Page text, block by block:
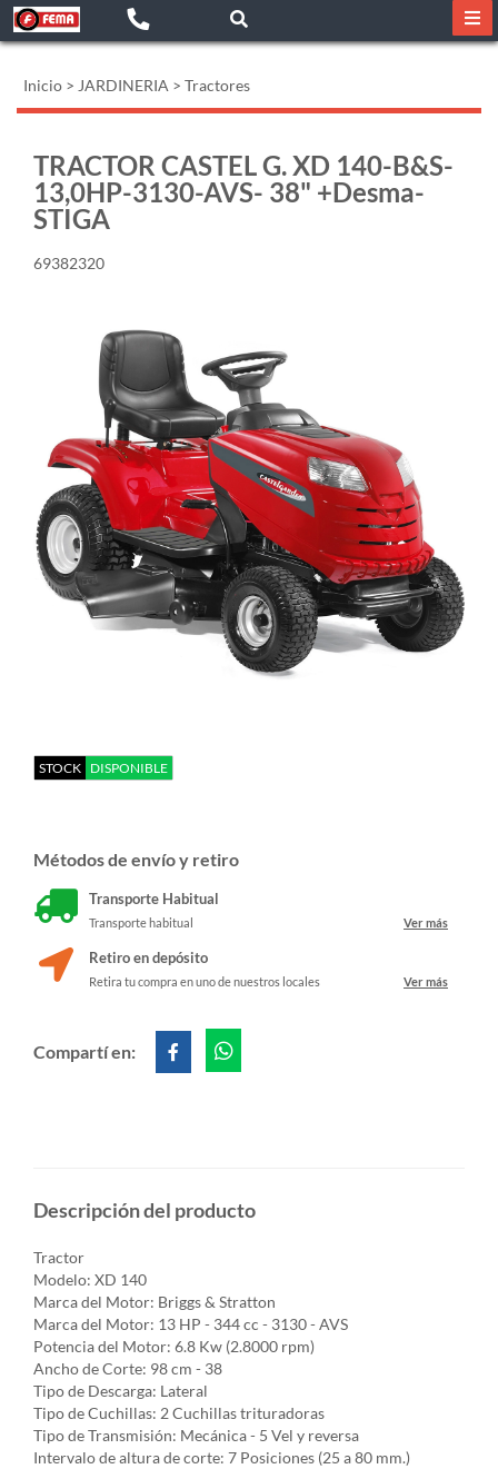
Inicio > JARDINERIA > Tractores
TRACTOR CASTEL G. XD 140-B&S-
13,0HP-3130-AVS- 38" +Desma-
STIGA
69382320
STOCK DISPONIBLE
Métodos de envío y retiro
Transporte Habitual
Transporte habitual Ver más
Retiro en depósito
Retira tu compra en uno de nuestros locales Ver más
Compartí en:
Descripción del producto
Tractor
Modelo: XD 140
Marca del Motor: Briggs & Stratton
Marca del Motor: 13 HP - 344 cc - 3130 - AVS
Potencia del Motor: 6.8 Kw (2.8000 rpm)
Ancho de Corte: 98 cm - 38
Tipo de Descarga: Lateral
Tipo de Cuchillas: 2 Cuchillas trituradoras
Tipo de Transmisión: Mecánica - 5 Vel y reversa
Intervalo de altura de corte: 7 Posiciones (25 a 80 mm.)